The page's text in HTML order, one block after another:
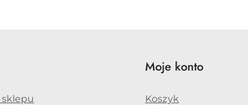
Moje konto
Koszyk